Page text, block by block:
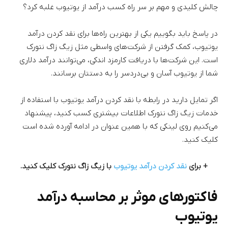
چالش کلیدی و مهم بر سر راه کسب درآمد از یوتیوب غلبه کرد؟
در پاسخ باید بگوییم یکی از بهترین راه‌ها برای نقد کردن درآمد
یوتیوب، کمک گرفتن از شرکت‌های واسطی مثل زیگ زاگ نتورک
است. این شرکت‌ها با دریافت کارمزد اندکی، می‌توانند درآمد دلاری
شما از یوتیوب آسان و بی‌دردسر را به دستتان برسانند.
اگر تمایل دارید در رابطه با نقد کردن درآمد یوتیوب با استفاده از
خدمات زیگ زاگ نتورک اطلاعات بیشتری کسب کنید، پیشنهاد
می‌کنیم روی لینکی که با همین عنوان در ادامه آورده شده است
کلیک کنید.
+ برای نقد کردن درآمد یوتیوب با زیگ زاگ نتورک کلیک کنید.
فاکتورهای موثر بر محاسبه درآمد
یوتیوب